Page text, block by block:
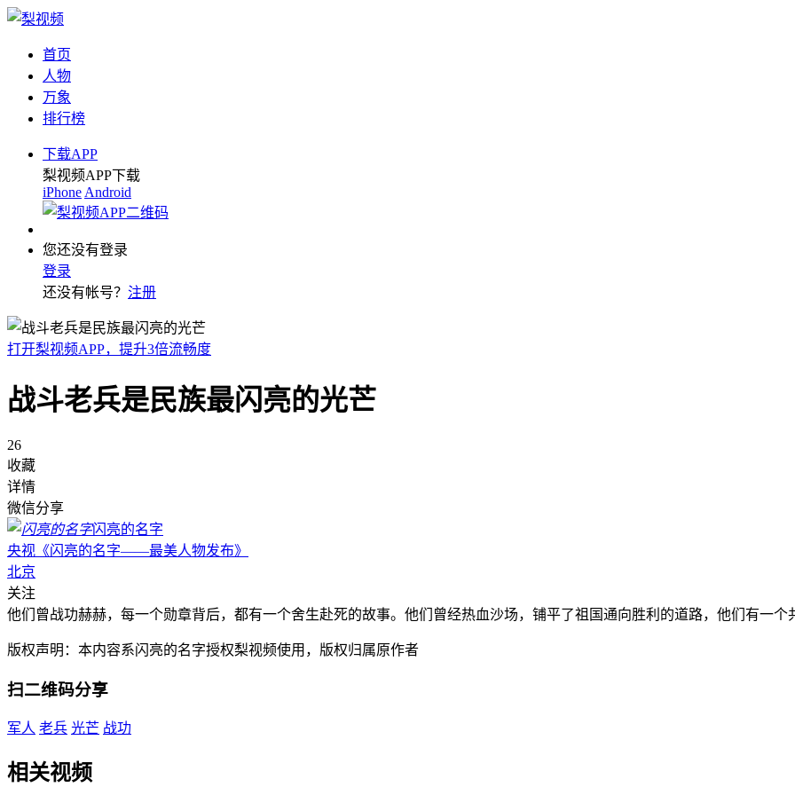
首页
人物
万象
排行榜
下载APP
梨视频APP下载
iPhone Android
您还没有登录
登录
还没有帐号？ 注册
打开梨视频APP，提升3倍流畅度
战斗老兵是民族最闪亮的光芒
26
收藏
详情
微信分享
闪亮的名字
央视《闪亮的名字——最美人物发布》
北京
关注
他们曾战功赫赫，每一个勋章背后，都有一个舍生赴死的故事。他们曾经热血沙场，铺平了祖国通向胜利的道路，他们有一
版权声明：本内容系闪亮的名字授权梨视频使用，版权归属原作者
扫二维码分享
军人 老兵 光芒 战功
相关视频